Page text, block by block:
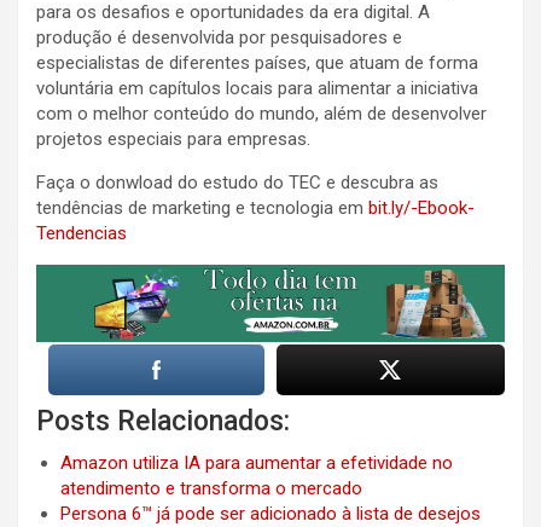
para os desafios e oportunidades da era digital. A
produção é desenvolvida por pesquisadores e
especialistas de diferentes países, que atuam de forma
voluntária em capítulos locais para alimentar a iniciativa
com o melhor conteúdo do mundo, além de desenvolver
projetos especiais para empresas.
Faça o donwload do estudo do TEC e descubra as
tendências de marketing e tecnologia em bit.ly/-Ebook-
Tendencias
Posts Relacionados:
Amazon utiliza IA para aumentar a efetividade no
atendimento e transforma o mercado
Persona 6™ já pode ser adicionado à lista de desejos